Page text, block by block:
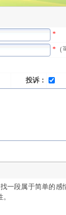
*
*
投诉：
一段属于简单的感